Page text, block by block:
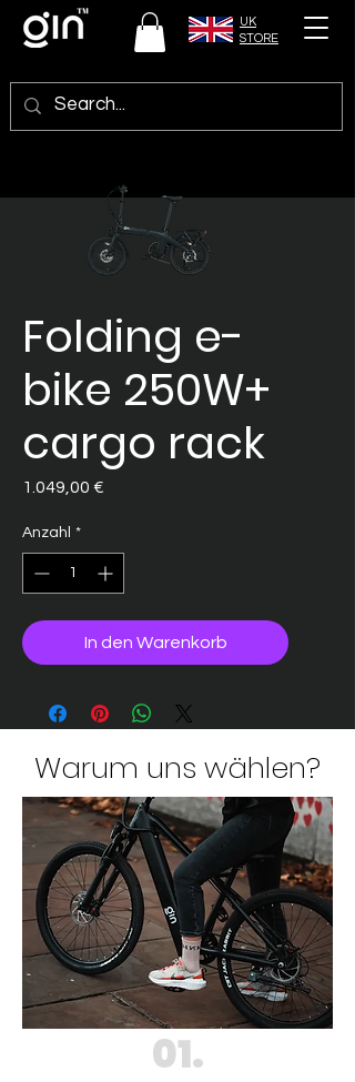
UK
STORE
Folding e-
bike 250W+
cargo rack
1.049,00 €
Anzahl *
In den Warenkorb
Warum uns wählen?
01.